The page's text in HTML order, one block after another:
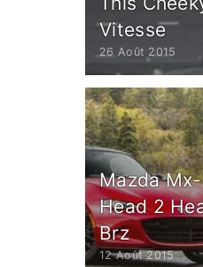
Vitesse
26 Août 2015
Mazda
Head 2
Brz
12 Août 2015